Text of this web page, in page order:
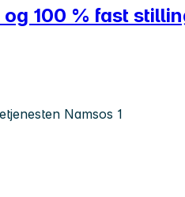
100 % fast
Namsos 1